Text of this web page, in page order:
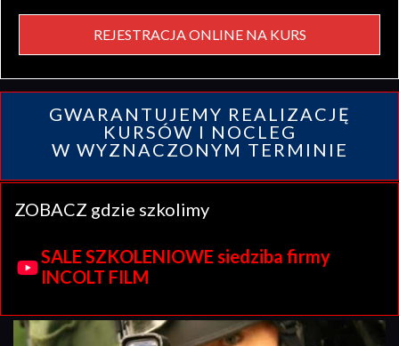
REJESTRACJA ONLINE NA KURS
GWARANTUJEMY REALIZACJĘ
KURSÓW I NOCLEG
W WYZNACZONYM TERMINIE
ZOBACZ gdzie szkolimy
SALE SZKOLENIOWE siedziba firmy
INCOLT FILM